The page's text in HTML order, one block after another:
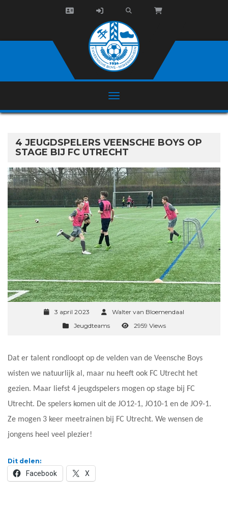
4 JEUGDSPELERS VEENSCHE BOYS OP
STAGE BIJ FC UTRECHT
3 april 2023
Walter van Bloemendaal
Jeugdteams
2959 Views
Dat er talent rondloopt op de velden van de Veensche Boys
wisten we natuurlijk al, maar nu heeft ook FC Utrecht het
gezien. Maar liefst 4 jeugdspelers mogen op stage bij FC
Utrecht. De spelers komen uit de JO12-1, JO10-1 en de JO9-1.
Ze mogen 3 keer meetrainen bij FC Utrecht. We wensen de
jongens heel veel plezier!
Dit delen:
Facebook X